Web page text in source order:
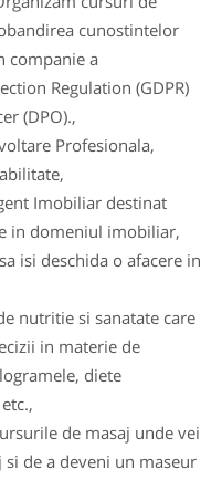
cunostintelor
companie a
Regulation (GDPR)
(DPO).,
Profesionala,
Imobiliar destinat
in domeniul imobiliar,
isi deschida o afacere in
nutritie si sanatate care
in materie de
diete
de masaj unde vei
de a deveni un maseur